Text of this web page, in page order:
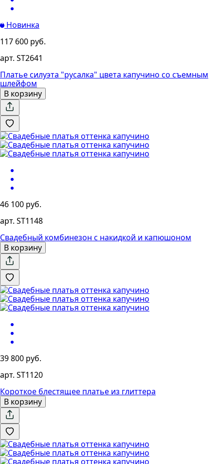
Новинка
117 600 руб.
арт. ST2641
Платье силуэта "русалка" цвета капучино со съемным
шлейфом
В корзину
46 100 руб.
арт. ST1148
Свадебный комбинезон с накидкой и капюшоном
В корзину
39 800 руб.
арт. ST1120
Короткое блестящее платье из глиттера
В корзину